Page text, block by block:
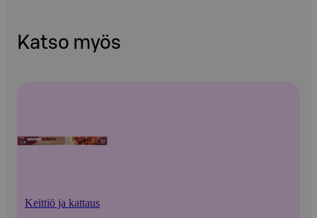
Katso myös
Keittiö ja kattaus